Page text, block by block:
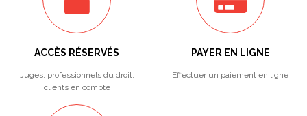
ACCÈS RÉSERVÉS
Juges, professionnels du droit,
clients en compte
PAYER EN LIGNE
Effectuer un paiement en ligne